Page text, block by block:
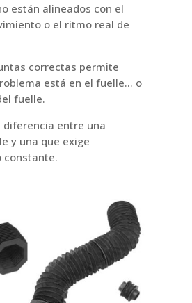
están alineados con el
o el ritmo real de
correctas permite
está en el fuelle… o
fuelle.
diferencia entre una
y una que exige
constante.